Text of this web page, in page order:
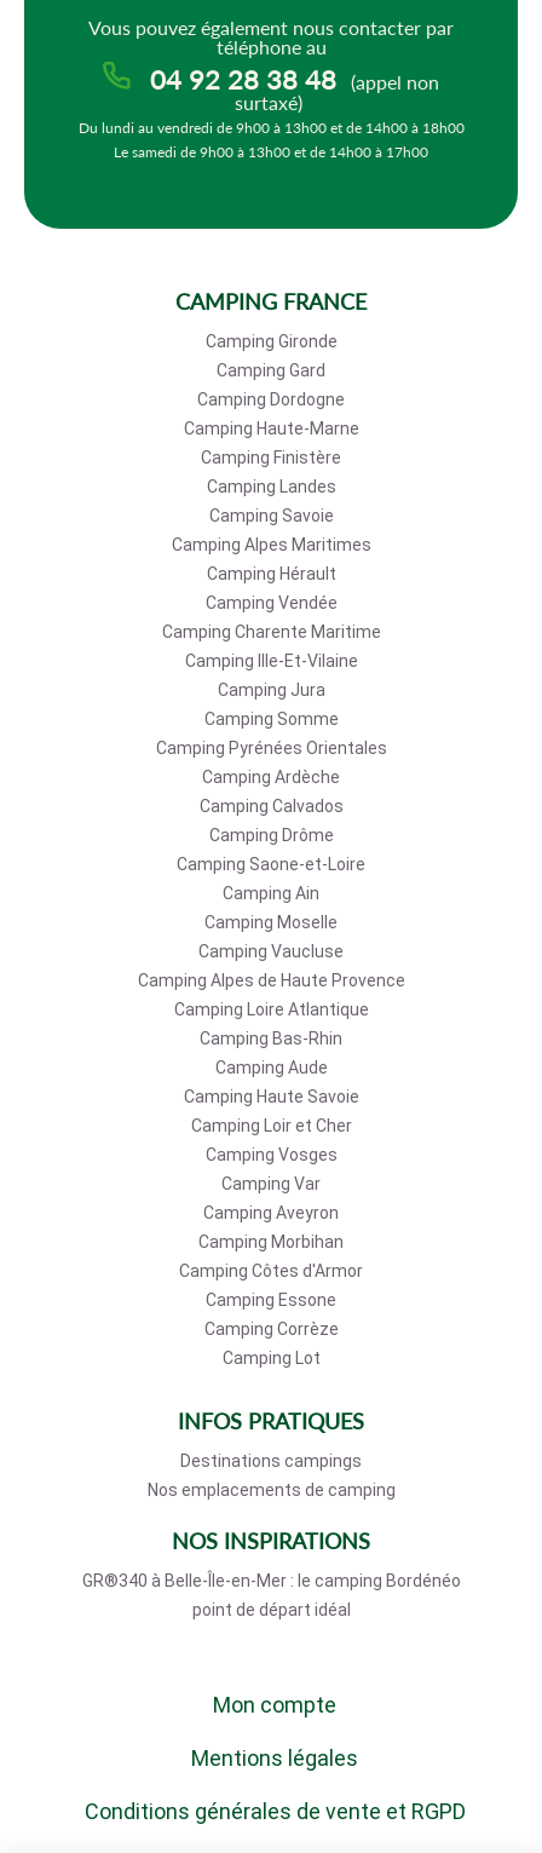
Vous pouvez également nous contacter par
téléphone au
04 92 28 38 48
(appel non
surtaxé)
Du lundi au vendredi de 9h00 à 13h00 et de 14h00 à 18h00
Le samedi de 9h00 à 13h00 et de 14h00 à 17h00
CAMPING FRANCE
Camping Gironde
Camping Gard
Camping Dordogne
Camping Haute-Marne
Camping Finistère
Camping Landes
Camping Savoie
Camping Alpes Maritimes
Camping Hérault
Camping Vendée
Camping Charente Maritime
Camping Ille-Et-Vilaine
Camping Jura
Camping Somme
Camping Pyrénées Orientales
Camping Ardèche
Camping Calvados
Camping Drôme
Camping Saone-et-Loire
Camping Ain
Camping Moselle
Camping Vaucluse
Camping Alpes de Haute Provence
Camping Loire Atlantique
Camping Bas-Rhin
Camping Aude
Camping Haute Savoie
Camping Loir et Cher
Camping Vosges
Camping Var
Camping Aveyron
Camping Morbihan
Camping Côtes d'Armor
Camping Essone
Camping Corrèze
Camping Lot
INFOS PRATIQUES
Destinations campings
Nos emplacements de camping
NOS INSPIRATIONS
GR®340 à Belle-Île-en-Mer : le camping Bordénéo
point de départ idéal
Mon compte
Mentions légales
Conditions générales de vente et RGPD